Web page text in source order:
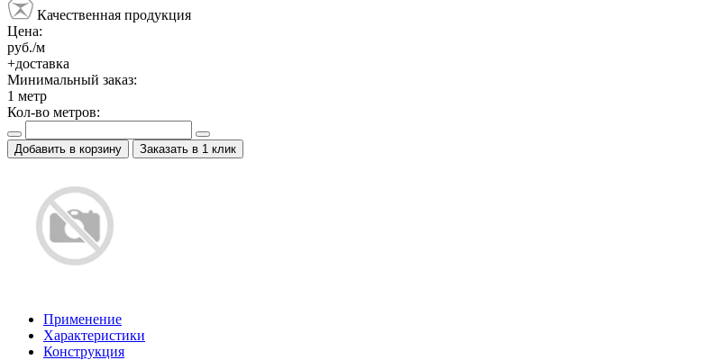
Качественная продукция
Цена:
руб./м
+доставка
Минимальный заказ:
1 метр
Кол-во метров:
Добавить в корзину Заказать в 1 клик
Применение
Характеристики
Конструкция